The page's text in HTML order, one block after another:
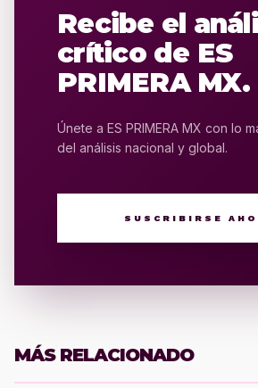
Recibe el
crítico de ES
PRIMERA MX.
Únete a ES PRIMERA MX con lo
del análisis nacional y global.
SUSCRIBIRSE
MÁS RELACIONADO